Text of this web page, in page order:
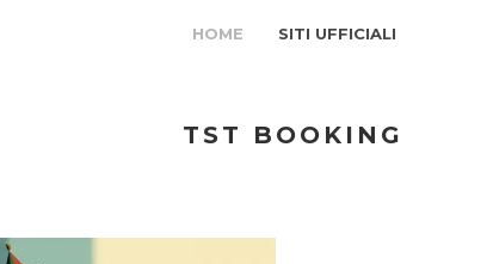
HOME SITI UFFICIALI
TST BOOKING